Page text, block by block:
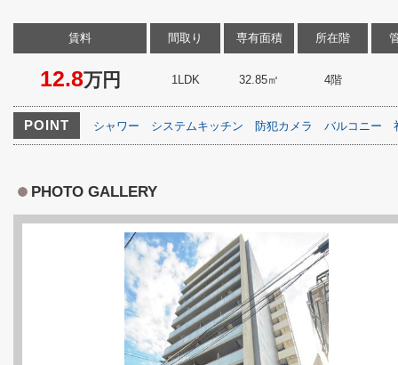
賃料
12.8万円
間取り
1LDK
専有面積
32.85㎡
所在階
4階
POINT シャワー システムキッチン 防犯カメラ バルコニー
PHOTO GALLERY